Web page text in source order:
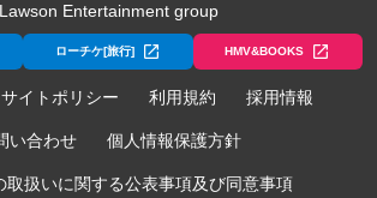
Lawson Entertainment group
ローチケ[旅行] HMV&BOOKS
サイトポリシー 利用規約 採用情報
い合わせ 個人情報保護方針
取扱いに関する公表事項及び同意事項